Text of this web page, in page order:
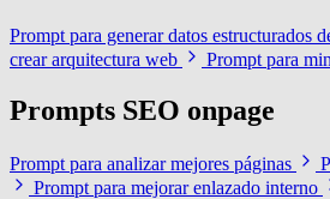
Prompt para generar datos estructurados
crear arquitectura web
Prompt para
Prompts SEO onpage
Prompt para analizar mejores páginas
Prompt para mejorar enlazado interno